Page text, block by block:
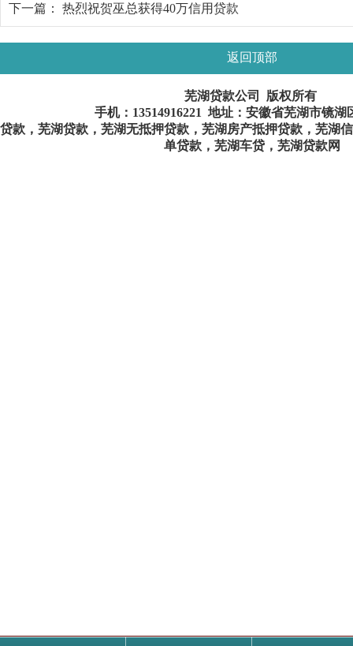
下一篇： 热烈祝贺巫总获得40万信用贷款
返回顶部
芜湖贷款公司 版权所有
手机： 13514916221 地址：安徽省芜湖市镜湖
贷款，芜湖贷款，芜湖无抵押贷款，芜湖房产抵押贷款，芜湖
单贷款，芜湖车贷，芜湖贷款网